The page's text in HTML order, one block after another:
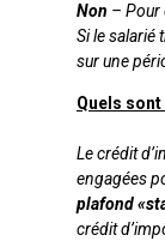
Non – Pour
Si le salarié
sur une
Quels
Le crédit
engagées
plafond
crédit